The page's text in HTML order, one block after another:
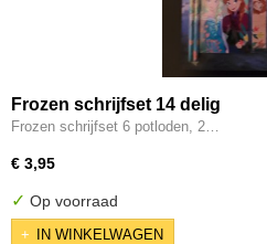
Frozen schrijfset 14 delig
Frozen schrijfset 6 potloden, 2…
€ 3,95
✓ Op voorraad
IN WINKELWAGEN